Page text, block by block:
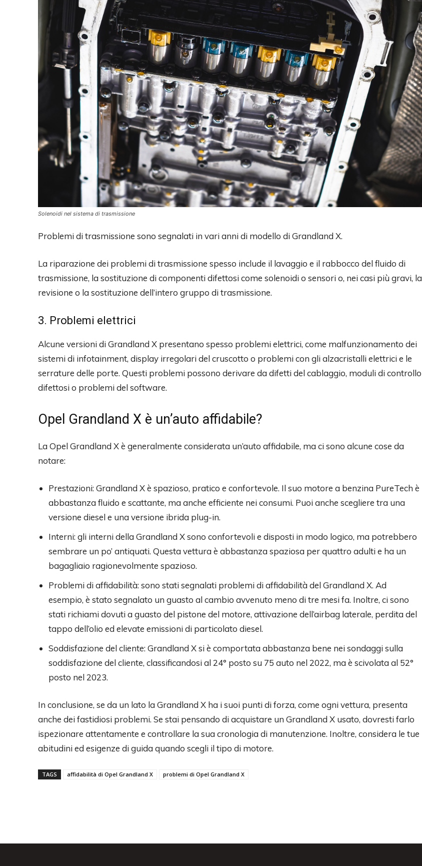
Solenoidi nel sistema di trasmissione
Problemi di trasmissione sono segnalati in vari anni di modello di Grandland X.
La riparazione dei problemi di trasmissione spesso include il lavaggio e il rabbocco del fluido di
trasmissione, la sostituzione di componenti difettosi come solenoidi o sensori o, nei casi più gravi, la
revisione o la sostituzione dell’intero gruppo di trasmissione.
3. Problemi elettrici
Alcune versioni di Grandland X presentano spesso problemi elettrici, come malfunzionamento dei
sistemi di infotainment, display irregolari del cruscotto o problemi con gli alzacristalli elettrici e le
serrature delle porte. Questi problemi possono derivare da difetti del cablaggio, moduli di controllo
difettosi o problemi del software.
Opel Grandland X è un’auto affidabile?
La Opel Grandland X è generalmente considerata un’auto affidabile, ma ci sono alcune cose da
notare:
Prestazioni: Grandland X è spazioso, pratico e confortevole. Il suo motore a benzina PureTech è
abbastanza fluido e scattante, ma anche efficiente nei consumi. Puoi anche scegliere tra una
versione diesel e una versione ibrida plug-in.
Interni: gli interni della Grandland X sono confortevoli e disposti in modo logico, ma potrebbero
sembrare un po’ antiquati. Questa vettura è abbastanza spaziosa per quattro adulti e ha un
bagagliaio ragionevolmente spazioso.
Problemi di affidabilità: sono stati segnalati problemi di affidabilità del Grandland X. Ad
esempio, è stato segnalato un guasto al cambio avvenuto meno di tre mesi fa. Inoltre, ci sono
stati richiami dovuti a guasto del pistone del motore, attivazione dell’airbag laterale, perdita del
tappo dell’olio ed elevate emissioni di particolato diesel.
Soddisfazione del cliente: Grandland X si è comportata abbastanza bene nei sondaggi sulla
soddisfazione del cliente, classificandosi al 24° posto su 75 auto nel 2022, ma è scivolata al 52°
posto nel 2023.
In conclusione, se da un lato la Grandland X ha i suoi punti di forza, come ogni vettura, presenta
anche dei fastidiosi problemi. Se stai pensando di acquistare un Grandland X usato, dovresti farlo
ispezionare attentamente e controllare la sua cronologia di manutenzione. Inoltre, considera le tue
abitudini ed esigenze di guida quando scegli il tipo di motore.
TAGS affidabilità di Opel Grandland X problemi di Opel Grandland X